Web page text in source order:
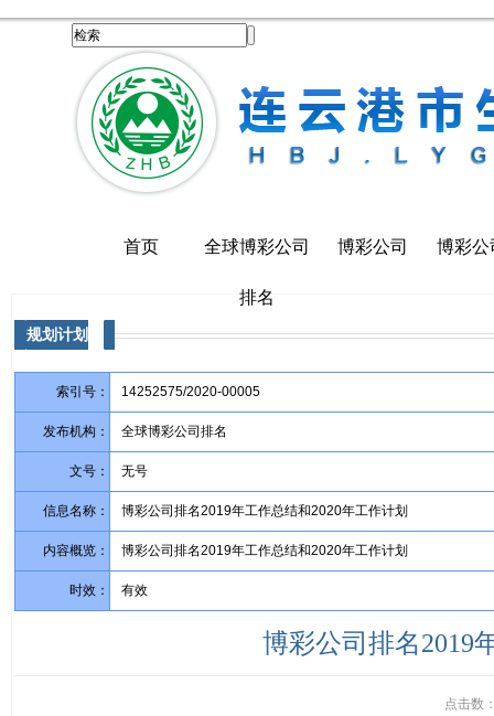
首页 全球博彩公司
排名
博彩公司 博彩公
规划计划
索引号： 14252575/2020-00005
发布机构： 全球博彩公司排名
文号： 无号
信息名称： 博彩公司排名2019年工作总结和2020年工作计划
内容概览： 博彩公司排名2019年工作总结和2020年工作计划
时效： 有效
博彩公司排名2019
点击数